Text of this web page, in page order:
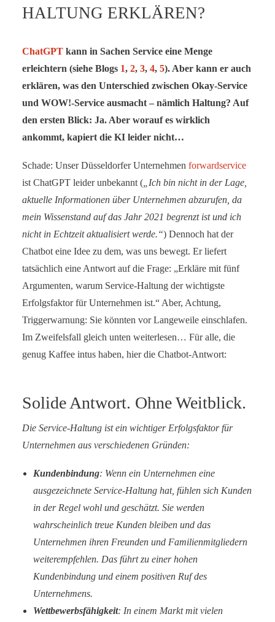
KONTAKT
HALTUNG ERKLÄREN?
ChatGPT kann in Sachen Service eine Menge
erleichtern (siehe Blogs 1, 2, 3, 4, 5). Aber kann er auch
erklären, was den Unterschied zwischen Okay-Service
und WOW!-Service ausmacht – nämlich Haltung? Auf
den ersten Blick: Ja. Aber worauf es wirklich
ankommt, kapiert die KI leider nicht…
Schade: Unser Düsseldorfer Unternehmen forwardservice
ist ChatGPT leider unbekannt ( „Ich bin nicht in der Lage,
aktuelle Informationen über Unternehmen abzurufen, da
mein Wissenstand auf das Jahr 2021 begrenzt ist und ich
nicht in Echtzeit aktualisiert werde.“) Dennoch hat der
Chatbot eine Idee zu dem, was uns bewegt. Er liefert
tatsächlich eine Antwort auf die Frage: „Erkläre mit fünf
Argumenten, warum Service-Haltung der wichtigste
Erfolgsfaktor für Unternehmen ist.“ Aber, Achtung,
Triggerwarnung: Sie könnten vor Langeweile einschlafen.
Im Zweifelsfall gleich unten weiterlesen… Für alle, die
genug Kaffee intus haben, hier die Chatbot-Antwort:
Solide Antwort. Ohne Weitblick.
Die Service-Haltung ist ein wichtiger Erfolgsfaktor für
Unternehmen aus verschiedenen Gründen:
Kundenbindung: Wenn ein Unternehmen eine
ausgezeichnete Service-Haltung hat, fühlen sich Kunden
in der Regel wohl und geschätzt. Sie werden
wahrscheinlich treue Kunden bleiben und das
Unternehmen ihren Freunden und Familienmitgliedern
weiterempfehlen. Das führt zu einer hohen
Kundenbindung und einem positiven Ruf des
Unternehmens.
Wettbewerbsfähigkeit: In einem Markt mit vielen